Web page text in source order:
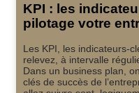
KPI : les
pilotage votre
Les KPI, les indicateurs-
relevez, à intervalle
Dans un business plan,
clés de succès de